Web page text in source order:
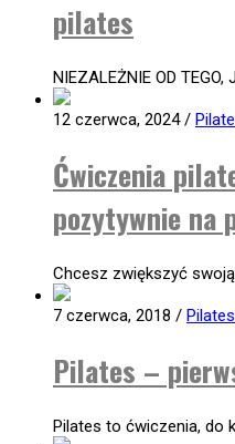
pilates
NIEZALEŻNIE OD TEGO,
12 czerwca, 2024/
Ćwiczenia
pozytywnie na
Chcesz zwiększyć
7 czerwca, 2018 /
Pilates –
Pilates to ćwiczenia, do